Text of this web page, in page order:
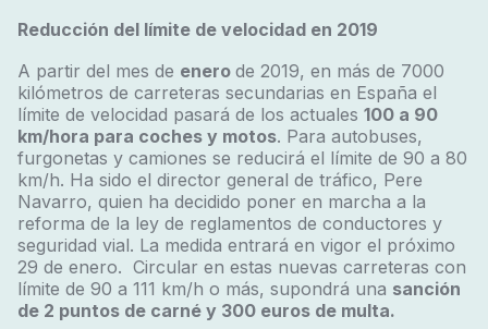
Reducción del límite de velocidad en 2019
A partir del mes de enero de 2019, en más de 7000
kilómetros de carreteras secundarias en España el
límite de velocidad pasará de los actuales 100 a 90
km/hora para coches y motos. Para autobuses,
furgonetas y camiones se reducirá el límite de 90 a 80
km/h. Ha sido el director general de tráfico, Pere
Navarro, quien ha decidido poner en marcha a la
reforma de la ley de reglamentos de conductores y
seguridad vial. La medida entrará en vigor el próximo
29 de enero. Circular en estas nuevas carreteras con
límite de 90 a 111 km/h o más, supondrá una sanción
de 2 puntos de carné y 300 euros de multa.